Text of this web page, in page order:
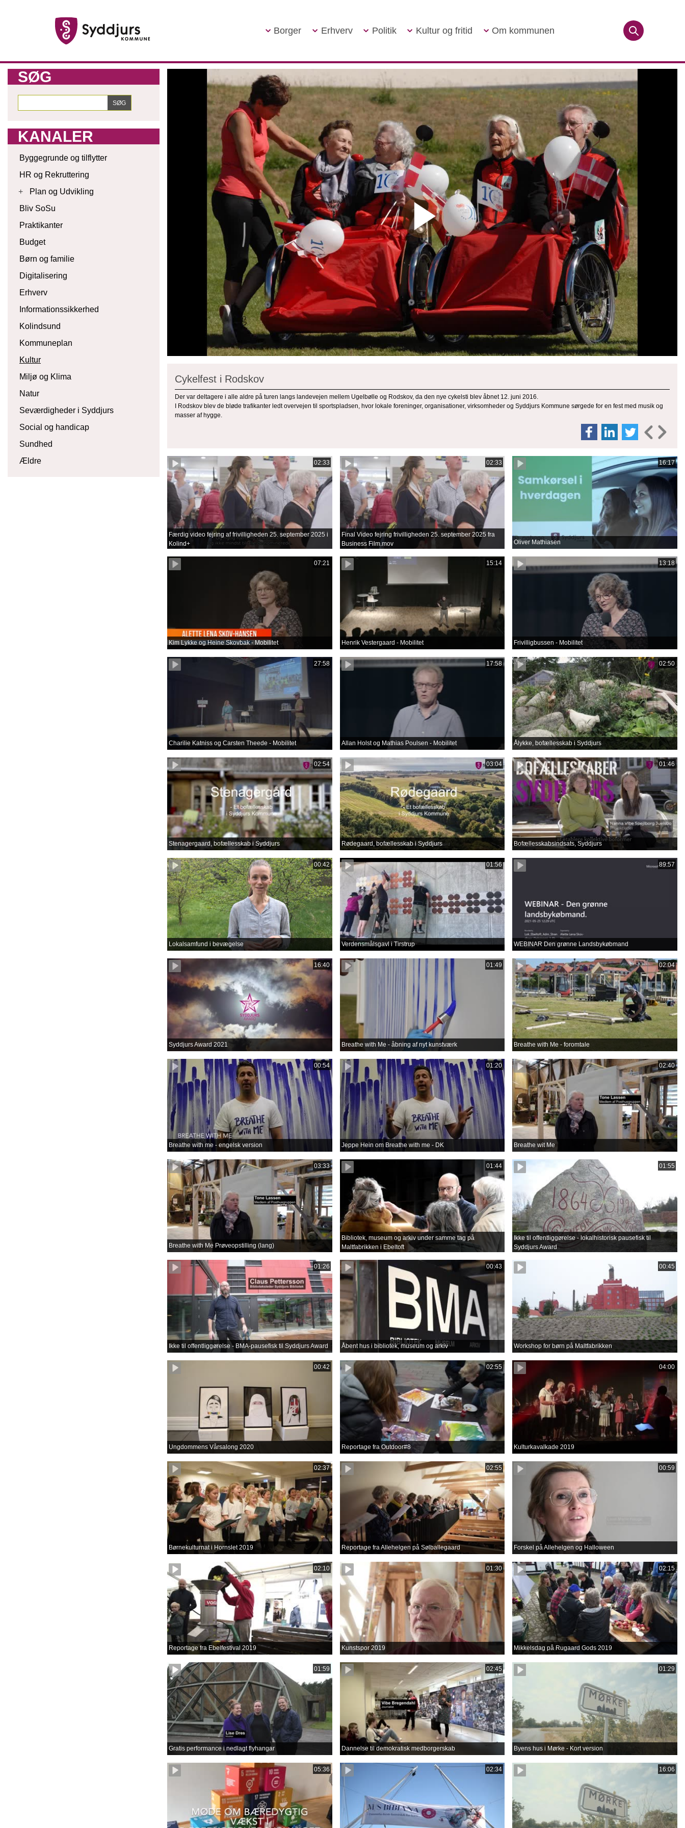
Borger Erhverv Politik Kultur og fritid Om kommunen
SØG
KANALER
Byggegrunde og tilflytter
HR og Rekruttering
+
Plan og Udvikling
Bliv SoSu
Praktikanter
Budget
Børn og familie
Digitalisering
Erhverv
Informationssikkerhed
Kolindsund
Kommuneplan
Kultur
Miljø og Klima
Natur
Seværdigheder i Syddjurs
Social og handicap
Sundhed
Ældre
Cykelfest i Rodskov
Der var deltagere i alle aldre på turen langs landevejen mellem Ugelbølle og Rodskov, da den nye cykelsti blev åbnet 12. juni 2016.
I Rodskov blev de bløde trafikanter ledt overvejen til sportspladsen, hvor lokale foreninger, organisationer, virksomheder og Syddjurs Kommune sørgede for en fest med musik og
masser af hygge.
02:33
Færdig video fejring af frivilligheden 25. september 2025 i
Kolind+
02:33
Final Video fejring frivilligheden 25. september 2025 fra
Business Film.mov
16:17
Oliver Mathiasen
07:21
Kim Lykke og Heine Skovbak - Mobilitet
15:14
Henrik Vestergaard - Mobilitet
13:18
Frivilligbussen - Mobilitet
27:58
Charilie Katniss og Carsten Theede - Mobilitet
17:58
Allan Holst og Mathias Poulsen - Mobilitet
02:50
Ålykke, bofællesskab i Syddjurs
02:54
Stenagergaard, bofællesskab i Syddjurs
03:04
Rødegaard, bofællesskab i Syddjurs
01:46
Bofællesskabsindsats, Syddjurs
00:42
Lokalsamfund i bevægelse
01:56
Verdensmålsgavl i Tirstrup
89:57
WEBINAR Den grønne Landsbykøbmand
16:40
Syddjurs Award 2021
01:49
Breathe with Me - åbning af nyt kunstværk
02:04
Breathe with Me - foromtale
00:54
Breathe with me - engelsk version
01:20
Jeppe Hein om Breathe with me - DK
02:40
Breathe wit Me
03:33
Breathe with Me Prøveopstilling (lang)
01:44
Bibliotek, museum og arkiv under samme tag på
Maltfabrikken i Ebeltoft
01:55
Ikke til offentliggørelse - lokalhistorisk pausefisk til
Syddjurs Award
01:26
Ikke til offentliggørelse - BMA-pausefisk til Syddjurs Award
00:43
Åbent hus i bibliotek, museum og arkiv
00:45
Workshop for børn på Maltfabrikken
00:42
Ungdommens Vårsalong 2020
02:55
Reportage fra Outdoor#8
04:00
Kulturkavalkade 2019
02:37
Børnekulturnat i Hornslet 2019
02:55
Reportage fra Allehelgen på Sølballegaard
00:59
Forskel på Allehelgen og Halloween
02:10
Reportage fra Ebelfestival 2019
01:30
Kunstspor 2019
02:15
Mikkelsdag på Rugaard Gods 2019
01:59
Gratis performance i nedlagt flyhangar
02:45
Dannelse til demokratisk medborgerskab
01:29
Byens hus i Mørke - Kort version
05:36 02:34 16:06